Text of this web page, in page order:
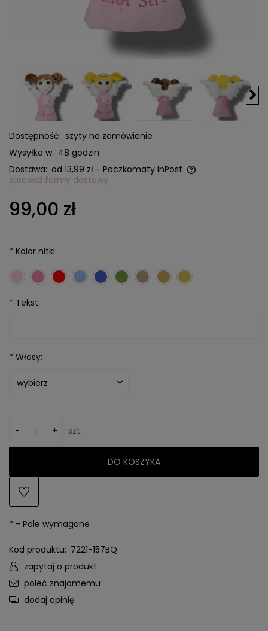
Dostępność: szyty na zamówienie
Wysyłka w: 48 godzin
Dostawa: od 13,99 zł - Paczkomaty InPost
Cena nie zawiera ewentualnych kosztów płatności
sprawdź formy dostawy
99,00 zł
* Kolor nitki:
* Tekst:
* Włosy:
- + szt.
DO KOSZYKA
* - Pole wymagane
Kod produktu: 7221-157BQ
zapytaj o produkt
poleć znajomemu
dodaj opinię